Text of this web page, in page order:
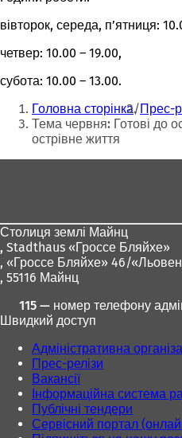
вівторок, середа, п’ятниця:
четвер: 10.00 – 19.00,
субота: 10.00 – 13.00.
Ти
тут:
Головна сторінка Прес-
Тема червня: Готові до
острівне життя
Столиця землі Майнц
, Stadthaus «Гроссе Бляйхе»
, «Гроссе Бляйхе» 46/
, 55116 Майнц
115 — номер телефону
Швидкий доступ
Адміністративна
Прес-релізи
Вакансії
Інформаційна система
Публічні тендери
Сервісний портал